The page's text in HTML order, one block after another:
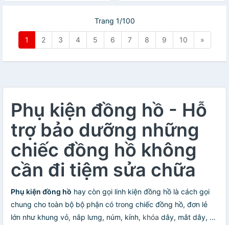
Trang 1/100
1 2 3 4 5 6 7 8 9 10 »
Phụ kiện đồng hồ - Hỗ
trợ bảo dưỡng những
chiếc đồng hồ không
cần đi tiệm sửa chữa
Phụ kiện đồng hồ hay còn gọi linh kiện đồng hồ là cách gọi
chung cho toàn bộ bộ phận có trong chiếc đồng hồ, đơn lẻ
lớn như khung vỏ, nắp lưng, núm, kính, khóa dây, mắt dây, …